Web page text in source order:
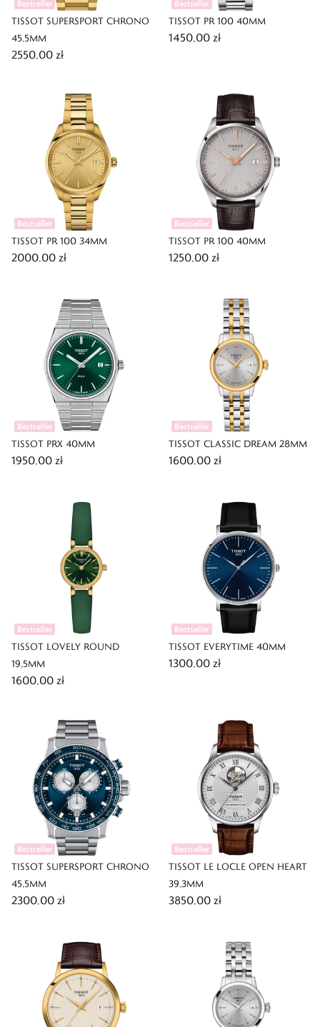
Bestseller
TISSOT SUPERSPORT CHRONO
45,5MM
2550,00 zł
Bestseller
TISSOT PR 100 40MM
1450,00 zł
Bestseller
TISSOT PR 100 34MM
2000,00 zł
Bestseller
TISSOT PR 100 40MM
1250,00 zł
Bestseller
TISSOT PRX 40MM
1950,00 zł
Bestseller
TISSOT CLASSIC DREAM 28MM
1600,00 zł
Bestseller
TISSOT LOVELY ROUND
19,5MM
1600,00 zł
Bestseller
TISSOT EVERYTIME 40MM
1300,00 zł
Bestseller
TISSOT SUPERSPORT CHRONO
45,5MM
2300,00 zł
Bestseller
TISSOT LE LOCLE OPEN HEART
39,3MM
3850,00 zł